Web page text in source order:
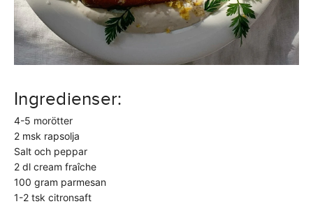
Ingredienser:
4-5 morötter
2 msk rapsolja
Salt och peppar
2 dl cream fraîche
100 gram parmesan
1-2 tsk citronsaft